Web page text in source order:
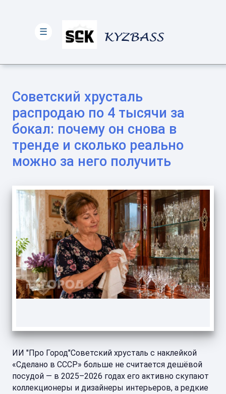
Советский хрусталь
распродаю по 4 тысячи за
бокал: почему он снова в
тренде и сколько реально
можно за него получить
ИИ "Про Город"Советский хрусталь с наклейкой
«Сделано в СССР» больше не считается дешёвой
посудой — в 2025–2026 годах его активно скупают
коллекционеры и дизайнеры интерьеров, а редкие
☰